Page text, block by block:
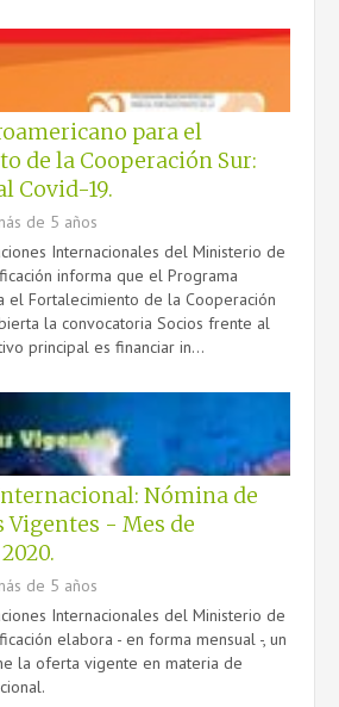
para el
de la Cooperación Sur:
Covid-19.
de 5 años
Internacionales del Ministerio de
informa que el Programa
el Fortalecimiento de la Cooperación
la convocatoria Socios frente al
principal es financiar in...
Nómina de
Vigentes - Mes de
de 5 años
Internacionales del Ministerio de
elabora - en forma mensual -, un
la oferta vigente en materia de